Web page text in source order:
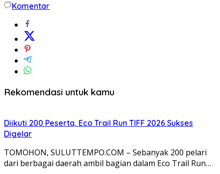
Komentar
Rekomendasi untuk kamu
Diikuti 200 Peserta, Eco Trail Run TIFF 2026 Sukses
Digelar
TOMOHON, SULUTTEMPO.COM – Sebanyak 200 pelari
dari berbagai daerah ambil bagian dalam Eco Trail Run…